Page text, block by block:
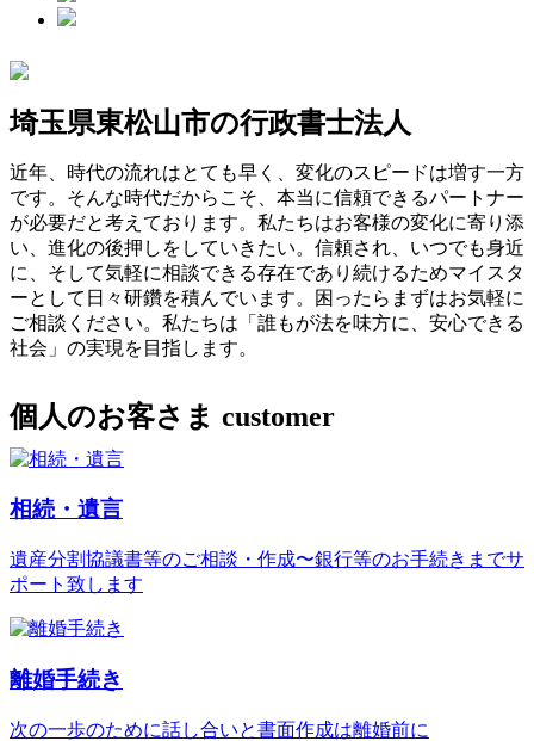
埼玉県東松山市の行政書士法人
近年、時代の流れはとても早く、変化のスピードは増す一方
です。そんな時代だからこそ、本当に信頼できるパートナー
が必要だと考えております。私たちはお客様の変化に寄り添
い、進化の後押しをしていきたい。信頼され、いつでも身近
に、そして気軽に相談できる存在であり続けるためマイスタ
ーとして日々研鑽を積んでいます。困ったらまずはお気軽に
ご相談ください。私たちは「誰もが法を味方に、安心できる
社会」の実現を目指します。
個人のお客さま customer
相続・遺言
遺産分割協議書等のご相談・作成〜銀行等のお手続きまでサ
ポート致します
離婚手続き
次の一歩のために話し合いと書面作成は離婚前に